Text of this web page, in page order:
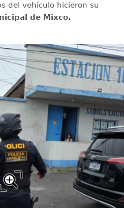
del vehículo hicieron su
de Mixco.